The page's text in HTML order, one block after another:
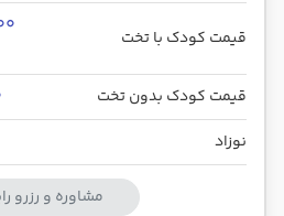
قیمت کودک با تخت
قیمت کودک بدون تخت
نوزاد
مشاوره و رزرو